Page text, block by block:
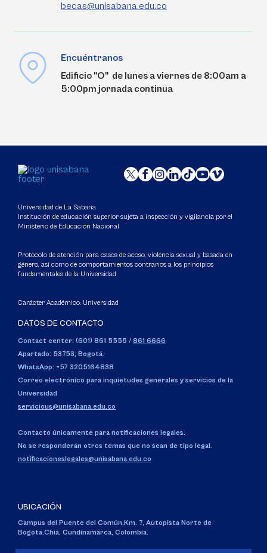
becas@unisabana.edu.co
Encuéntranos
Edificio "O" de lunes a viernes de 8:00am a
5:00pm jornada continua
Universidad de La Sabana
Institución de educación superior sujeta a inspección y vigilancia por el
Ministerio de Educación Nacional
Protocolo de atención para casos de acoso, violencia sexual y basada en
género, así como de comportamientos contrarios a los principios
fundamentales de la Universidad
Carácter Académico: Universidad
DATOS DE CONTACTO
Contact center: (601) 861 5555 / 861 6666
Apartado: 53753, Bogotá.
WhatsApp: +57 3205164838
Correo electrónico para inquietudes generales y servicios de la
Universidad
servicious@unisabana.edu.co
Contacto únicamente para notificaciones legales.
No se responderán otros temas que no sean de tipo legal.
notificacioneslegales@unisabana.edu.co
UBICACIÓN
Campus del Puente del Común, Km. 7, Autopista Norte de
Bogotá.Chía, Cundinamarca, Colombia.